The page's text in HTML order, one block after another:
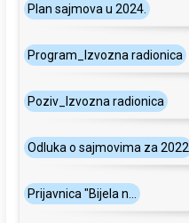
Plan sajmova u 2024.
Program_Izvozna radionica
Poziv_Izvozna radionica
Odluka o sajmovima za 2022
Prijavnica "Bijela n...